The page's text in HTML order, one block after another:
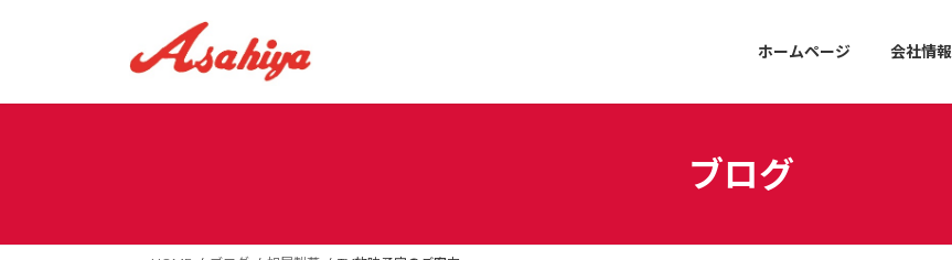
プ
動
ホームページ 会社情報
ブログ